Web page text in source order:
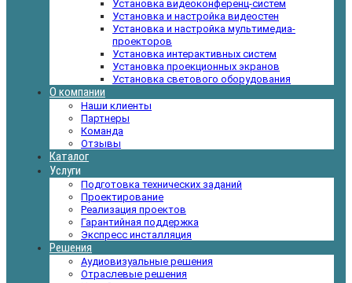
Установка видеоконференц-систем
Установка и настройка видеостен
Установка и настройка мультимедиа-
проекторов
Установка интерактивных систем
Установка проекционных экранов
Установка светового оборудования
О компании
Наши клиенты
Партнеры
Команда
Отзывы
Каталог
Услуги
Подготовка технических заданий
Проектирование
Реализация проектов
Гарантийная поддержка
Экспресс инсталляция
Решения
Аудиовизуальные решения
Отраслевые решения